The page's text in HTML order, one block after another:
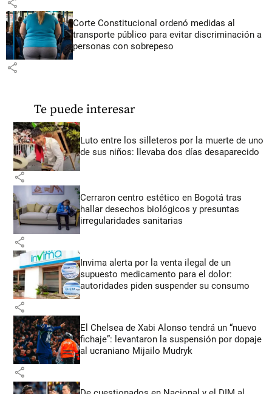
Corte Constitucional ordenó medidas al
transporte público para evitar discriminación a
personas con sobrepeso
share
Te puede interesar
Luto entre los silleteros por la muerte de uno
de sus niños: llevaba dos días desaparecido
share
Cerraron centro estético en Bogotá tras
hallar desechos biológicos y presuntas
irregularidades sanitarias
share
Invima alerta por la venta ilegal de un
supuesto medicamento para el dolor:
autoridades piden suspender su consumo
share
El Chelsea de Xabi Alonso tendrá un “nuevo
fichaje”: levantaron la suspensión por dopaje
al ucraniano Mijailo Mudryk
share